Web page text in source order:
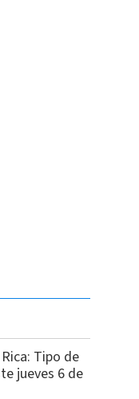
Tipo de
jueves 6 de